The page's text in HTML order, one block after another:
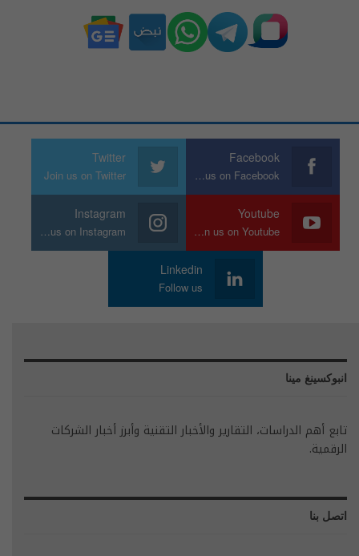
Facebook
Join us on Facebook
Twitter
Join us on Twitter
Youtube
Join us on Youtube
Instagram
Join us on Instagram
Linkedin
Follow us
انبوكسينغ مينا
تابع أهم الدراسات، التقارير والأخبار التقنية وأبرز أخبار الشركات
الرقمية.
اتصل بنا